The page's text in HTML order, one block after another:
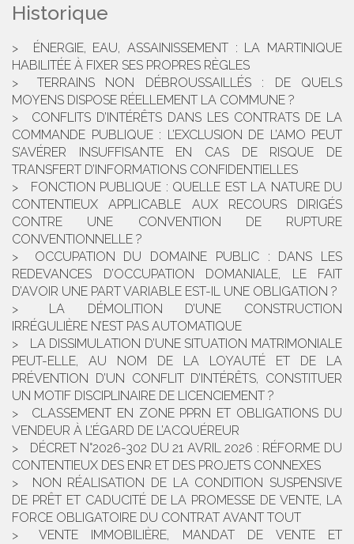
Historique
ÉNERGIE, EAU, ASSAINISSEMENT : LA MARTINIQUE
HABILITÉE À FIXER SES PROPRES RÈGLES
TERRAINS NON DÉBROUSSAILLÉS : DE QUELS
MOYENS DISPOSE RÉELLEMENT LA COMMUNE ?
CONFLITS D’INTÉRÊTS DANS LES CONTRATS DE LA
COMMANDE PUBLIQUE : L’EXCLUSION DE L’AMO PEUT
S’AVÉRER INSUFFISANTE EN CAS DE RISQUE DE
TRANSFERT D’INFORMATIONS CONFIDENTIELLES
FONCTION PUBLIQUE : QUELLE EST LA NATURE DU
CONTENTIEUX APPLICABLE AUX RECOURS DIRIGÉS
CONTRE UNE CONVENTION DE RUPTURE
CONVENTIONNELLE ?
OCCUPATION DU DOMAINE PUBLIC : DANS LES
REDEVANCES D’OCCUPATION DOMANIALE, LE FAIT
D’AVOIR UNE PART VARIABLE EST-IL UNE OBLIGATION ?
LA DÉMOLITION D’UNE CONSTRUCTION
IRRÉGULIÈRE N’EST PAS AUTOMATIQUE
LA DISSIMULATION D’UNE SITUATION MATRIMONIALE
PEUT-ELLE, AU NOM DE LA LOYAUTÉ ET DE LA
PRÉVENTION D’UN CONFLIT D’INTÉRÊTS, CONSTITUER
UN MOTIF DISCIPLINAIRE DE LICENCIEMENT ?
CLASSEMENT EN ZONE PPRN ET OBLIGATIONS DU
VENDEUR À L’ÉGARD DE L’ACQUÉREUR
DÉCRET N°2026-302 DU 21 AVRIL 2026 : RÉFORME DU
CONTENTIEUX DES ENR ET DES PROJETS CONNEXES
NON RÉALISATION DE LA CONDITION SUSPENSIVE
DE PRÊT ET CADUCITÉ DE LA PROMESSE DE VENTE, LA
FORCE OBLIGATOIRE DU CONTRAT AVANT TOUT
VENTE IMMOBILIÈRE, MANDAT DE VENTE ET